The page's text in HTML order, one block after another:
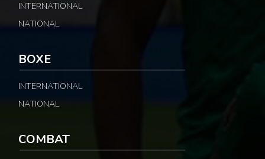
INTERNATIONAL
NATIONAL
BOXE
INTERNATIONAL
NATIONAL
COMBAT